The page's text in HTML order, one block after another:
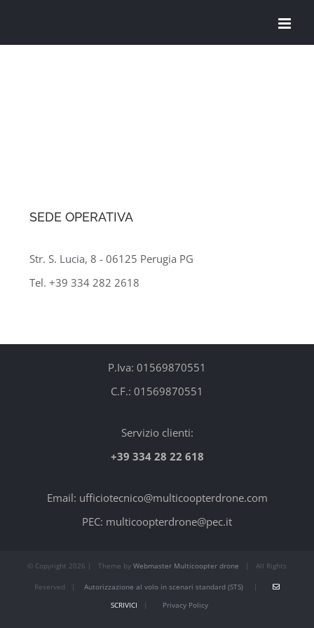
SEDE OPERATIVA
Str. S. Lucia, 8 - 06125 Perugia PG
Tel. +39 334 282 2618
P.Iva: 01569870551
C.F.: 01569870551
Servizio clienti:
+39 334 28 22 618
Email: ufficiotecnico@multicoopterdrone.com
PEC: multicoopterdrone@pec.it
© Copyright 2026 | Theme by Webmaster Multicoopter drone | All Rights
Reserved | Autorizzazione al volo in scenari standard (STS)
|
SCRIVICI | Privacy Policy